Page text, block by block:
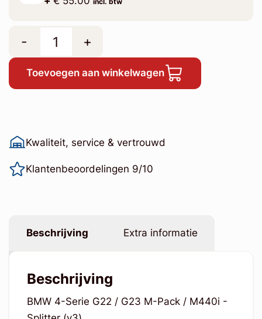
- +
Toevoegen aan winkelwagen
Kwaliteit, service & vertrouwd
Klantenbeoordelingen 9/10
Beschrijving Extra informatie
Beschrijving
BMW 4-Serie G22 / G23 M-Pack / M440i -